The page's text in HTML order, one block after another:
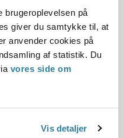
brugeroplevelsen på
giver du samtykke til, at
anvender cookies på
af statistik. Du
vores side om
Vis detaljer
af ansøgninger om
Samtidig blev det
fremfor
truffet beslutningerne
vedtaget besparelse.